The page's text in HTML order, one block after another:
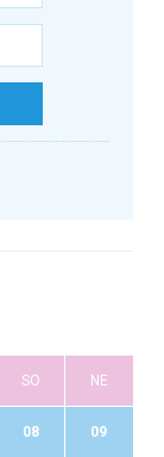
SO NE
08 09